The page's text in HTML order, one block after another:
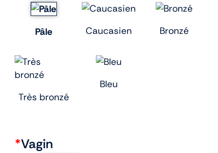
Pâle Caucasien Bronzé
Très bronzé
Bleu
*Vagin